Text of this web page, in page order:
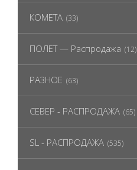
КОМЕТА (33)
ПОЛЕТ — Распродажа (12)
РАЗНОЕ (63)
СЕВЕР - РАСПРОДАЖА (65)
SL - РАСПРОДАЖА (535)